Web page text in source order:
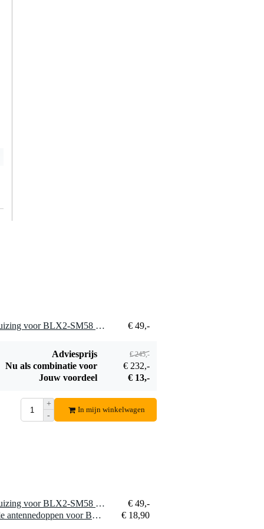
5 x Shure WA713-SIL behuizing voor BLX2-SM58 en BLX2-Beta58A, zilver € 49,-
Adviesprijs € 245,-
Nu als combinatie voor
€ 232,-
Jouw voordeel
€ 13,-
+
-
In mijn winkelwagen
1 x Shure WA713-SIL behuizing voor BLX2-SM58 en BLX2-Beta58A, zilver
€ 49,-
1 x Shure WA621 gekleurde antennedoppen voor BLX2-handheldzenders
€ 18,90